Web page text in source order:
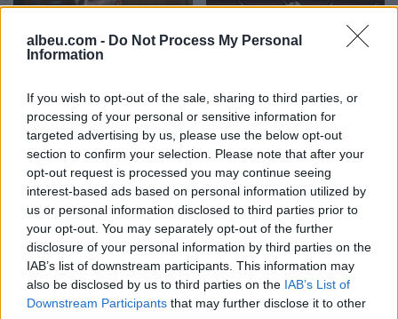
albeu.com - Do Not Process My Personal
Information
If you wish to opt-out of the sale, sharing to third parties, or
processing of your personal or sensitive information for
targeted advertising by us, please use the below opt-out
section to confirm your selection. Please note that after your
opt-out request is processed you may continue seeing
interest-based ads based on personal information utilized by
us or personal information disclosed to third parties prior to
your opt-out. You may separately opt-out of the further
disclosure of your personal information by third parties on the
IAB’s list of downstream participants. This information may
also be disclosed by us to third parties on the IAB’s List of
Downstream Participants that may further disclose it to other
Hetimi për transparencën
gjatë Covid-19,
nënkomisioni i Senatit
siguron kopjen e telefonit
zyrtar të Fauci-t
Ina Zhupa kundërshton
projektin në Sarandë:
Oborri i gjimnazit “Hasan
Tahsini” të mos
shndërrohet në parking
publik
Video/ Trump ndalon
Aksident në aksin Fier-